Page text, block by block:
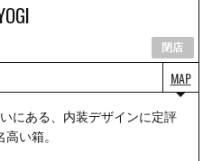
閉店
にある、内装デザインに定評
い箱。
MAP